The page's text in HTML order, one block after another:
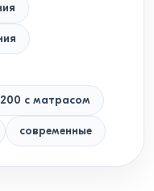
с матрасом
современные